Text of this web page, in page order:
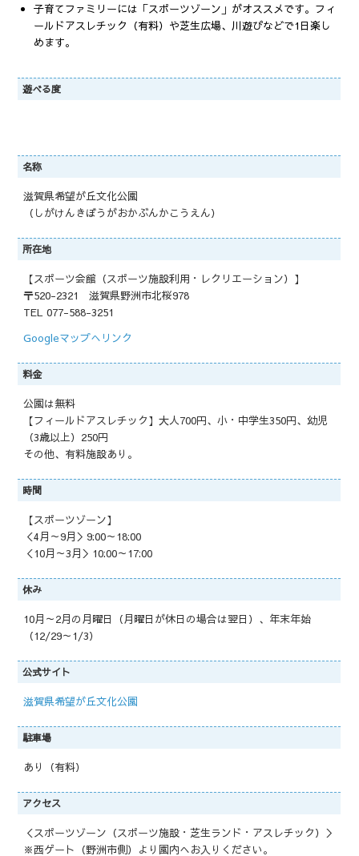
子育てファミリーには「スポーツゾーン」がオススメです。フィ
ールドアスレチック（有料）や芝生広場、川遊びなどで1日楽し
めます。
遊べる度
名称
滋賀県希望が丘文化公園
（しがけんきぼうがおかぶんかこうえん）
所在地
【スポーツ会館（スポーツ施設利用・レクリエーション）】
〒520-2321 滋賀県野洲市北桜978
TEL 077-588-3251
Googleマップへリンク
料金
公園は無料
【フィールドアスレチック】大人700円、小・中学生350円、幼児
（3歳以上）250円
その他、有料施設あり。
時間
【スポーツゾーン】
＜4月～9月＞9:00～18:00
＜10月～3月＞10:00～17:00
休み
10月～2月の月曜日（月曜日が休日の場合は翌日）、年末年始
（12/29～1/3）
公式サイト
滋賀県希望が丘文化公園
駐車場
あり（有料）
アクセス
＜スポーツゾーン（スポーツ施設・芝生ランド・アスレチック）＞
※西ゲート（野洲市側）より園内へお入りください。